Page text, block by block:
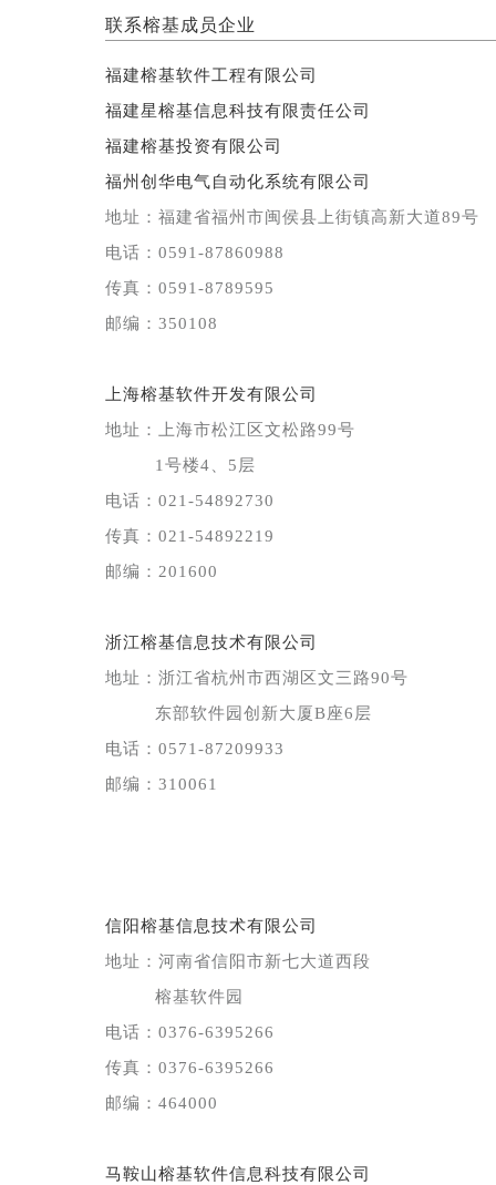
联系榕基成员企业
福建榕基软件工程有限公司
福建星榕基信息科技有限责任公司
福建榕基投资有限公司
福州创华电气自动化系统有限公司
地址：福建省福州市闽侯县上街镇高新大道89号
电话：0591-87860988
传真：0591-8789595
邮编：350108
上海榕基软件开发有限公司
地址：上海市松江区文松路99号
1号楼4、5层
电话：021-54892730
传真：021-54892219
邮编：201600
浙江榕基信息技术有限公司
地址：浙江省杭州市西湖区文三路90号
东部软件园创新大厦B座6层
电话：0571-87209933
邮编：310061
信阳榕基信息技术有限公司
地址：河南省信阳市新七大道西段
榕基软件园
电话：0376-6395266
传真：0376-6395266
邮编：464000
马鞍山榕基软件信息科技有限公司